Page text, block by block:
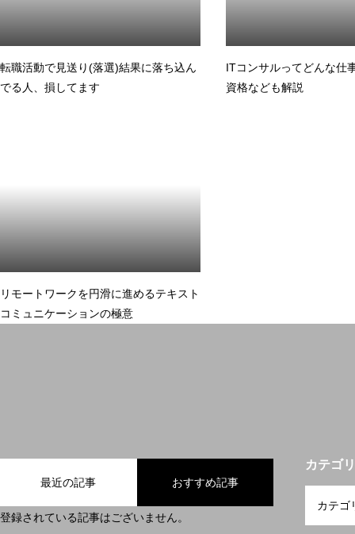
転職活動で見送り(落選)結果に落ち込ん
でる人、損してます
ITコンサルってどんな仕
資格なども解説
リモートワークを円滑に進めるテキスト
コミュニケーションの極意
最近の記事 おすすめ記事
登録されている記事はございません。
カテゴ